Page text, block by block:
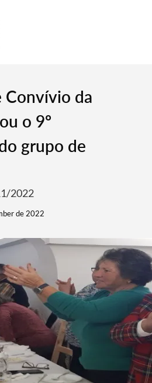
Convívio da
o 9º
grupo de
2022
de 2022